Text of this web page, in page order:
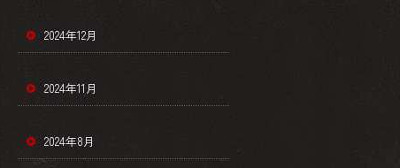
2024年12月
2024年11月
2024年8月